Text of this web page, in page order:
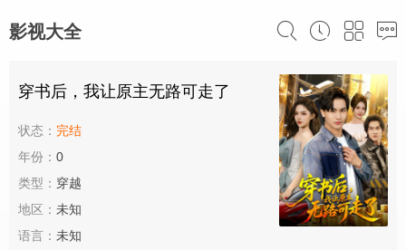
影视大全
穿书后，我让原主无路可走了
状态： 完结
年份： 0
类型： 穿越
地区： 未知
语言： 未知